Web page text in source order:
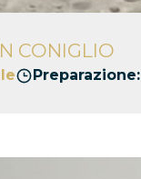
CONIGLIO
Preparazione: